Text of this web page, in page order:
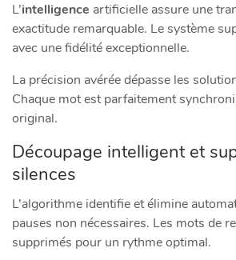
L’intelligence artificielle assure une
exactitude remarquable. Le système
avec une fidélité exceptionnelle.
La précision avérée dépasse les
Chaque mot est parfaitement
original.
Découpage intelligent et
silences
L’algorithme identifie et élimine
pauses non nécessaires. Les mots de
supprimés pour un rythme optimal.